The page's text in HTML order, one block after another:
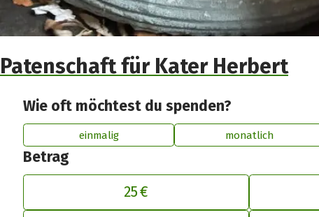
Patenschaft für Kater Herbert
Wie oft möchtest du spenden?
einmalig monatlich
Betrag
25 €